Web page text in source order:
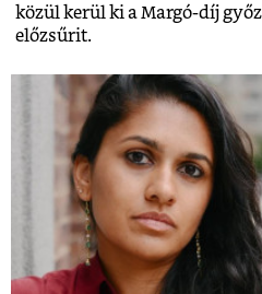
közül kerül ki a Margó-díj
előzsűrit.